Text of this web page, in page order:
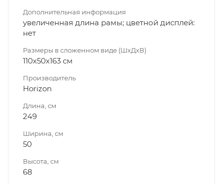
Дополнительная информация
увеличенная длина рамы; цветной дисплей:
нет
Размеры в сложенном виде (ШxДxВ)
110х50х163 см
Производитель
Horizon
Длина, см
249
Ширина, см
50
Высота, см
68